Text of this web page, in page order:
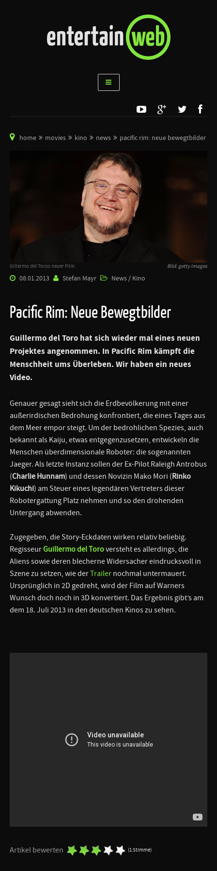
home movies kino news pacific rim: neue bewegtbilder
Gillermo del Toros neuer Film Bild: getty images
08.01.2013 Stefan Mayr News / Kino
Pacific Rim: Neue Bewegtbilder
Guillermo del Toro hat sich wieder mal eines neuen
Projektes angenommen. In Pacific Rim kämpft die
Menschheit ums Überleben. Wir haben ein neues
Video.
Genauer gesagt sieht sich die Erdbevölkerung mit einer
außerirdischen Bedrohung konfrontiert, die eines Tages aus
dem Meer empor steigt. Um der bedrohlichen Spezies, auch
bekannt als Kaiju, etwas entgegenzusetzen, entwickeln die
Menschen überdimensionale Roboter: die sogenannten
Jaeger. Als letzte Instanz sollen der Ex-Pilot Raleigh Antrobus
(Charlie Hunnam) und dessen Novizin Mako Mori (Rinko
Kikuchi) am Steuer eines legendären Vertreters dieser
Robotergattung Platz nehmen und so den drohenden
Untergang abwenden.
Zugegeben, die Story-Eckdaten wirken relativ beliebig.
RegisseurGuillermo del Toroversteht es allerdings, die
Aliens sowie deren blecherne Widersacher eindrucksvoll in
Szene zu setzen, wie derTrailer nochmal untermauert.
Ursprünglich in 2D gedreht, wird der Film auf Warners
Wunsch doch noch in 3D konvertiert. Das Ergebnis gibt’s am
dem 18. Juli 2013 in den deutschen Kinos zu sehen.
Artikel bewerten (1 Stimme)